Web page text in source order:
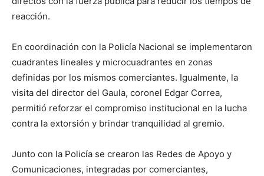
reacción.
En coordinación con la Policía Nacional se implementaron
cuadrantes lineales y microcuadrantes en zonas
definidas por los mismos comerciantes. Igualmente, la
visita del director del Gaula, coronel Edgar Correa,
permitió reforzar el compromiso institucional en la lucha
contra la extorsión y brindar tranquilidad al gremio.
Junto con la Policía se crearon las Redes de Apoyo y
Comunicaciones, integradas por comerciantes,